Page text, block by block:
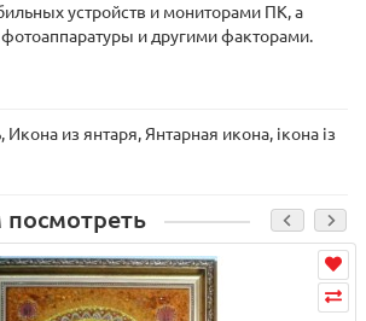
устройств и мониторами ПК, а
и другими факторами.
, Икона из янтаря,Янтарная икона, ікона із